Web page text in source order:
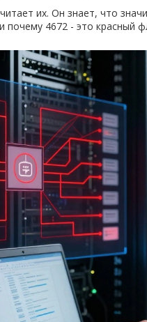
их. Он знает, что
почему 4672 - это красный